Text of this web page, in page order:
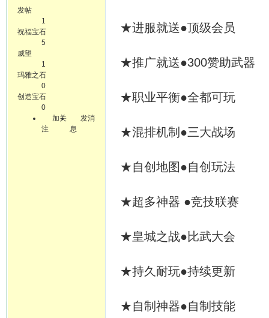
发帖
1
祝福宝石
5
威望
1
玛雅之石
0
创造宝石
0
加关
注
发消
息
★进服就送●顶级会员
★推广就送●300赞助武器
★职业平衡●全都可玩
★混排机制●三大战场
★自创地图●自创玩法
★超多神器 ●竞技联赛
★皇城之战●比武大会
★持久耐玩●持续更新
★自制神器●自制技能